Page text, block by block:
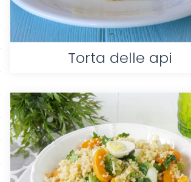
Torta delle api